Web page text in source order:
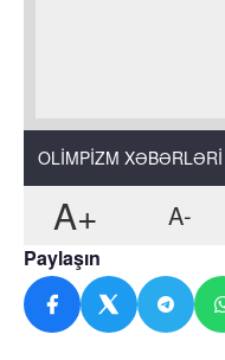
OLIMPIZM XƏBƏRLƏRI
A+ A-
Paylaşın